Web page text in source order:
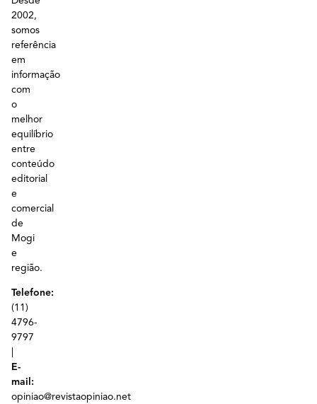
2002,
somos
referência
em
informação
com
o
melhor
equilíbrio
entre
conteúdo
editorial
e
comercial
de
Mogi
e
região.
Telefone:
(11)
4796-
9797
E-
mail:
opiniao@revistaopiniao.net